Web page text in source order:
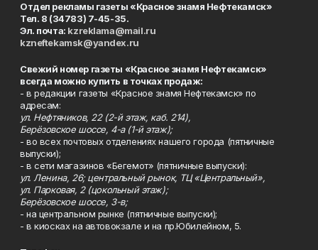
Отдел рекламы газеты «Красное знамя Нефтекамск»
Тел. 8 (34783) 7-45-35.
Эл. почта: kzreklama@mail.ru
kzneftekamsk@yandex.ru
Свежий номер газеты «Красное знамя Нефтекамск»
всегда можно купить в точках продаж:
- в редакции газеты «Красное знамя Нефтекамск» по
адресам:
ул. Нефтяников, 22 (2-й этаж, каб. 214),
Берёзовское шоссе, 4-а (1-й этаж);
- во всех почтовых отделениях нашего города (пятничные
выпуски);
- в сети магазинов «Бегемот» (пятничные выпуски):
ул. Ленина, 26; центральный рынок, ТЦ «Центральный»,
ул. Парковая, 2 (цокольный этаж);
Берёзовское шоссе, 3-в;
- на центральном рынке (пятничные выпуски);
- в киосках на автовокзале и на пр.Юбилейном, 5.